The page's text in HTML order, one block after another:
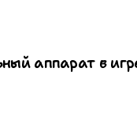
аппарат в